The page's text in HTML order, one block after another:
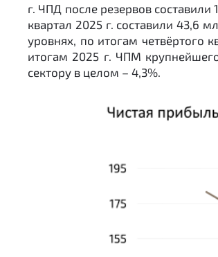
г. ЧПД после резервов
квартал 2025 г. составили 43,6
уровнях, по итогам четвёртого
итогам 2025 г. ЧПМ
сектору в целом – 4,3%.